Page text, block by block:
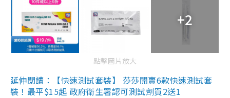
+2
點擊圖片放大
延伸閱讀：【快速測試套裝】 莎莎開賣6款快速測試套
裝！最平$15起 政府衛生署認可測試劑買2送1